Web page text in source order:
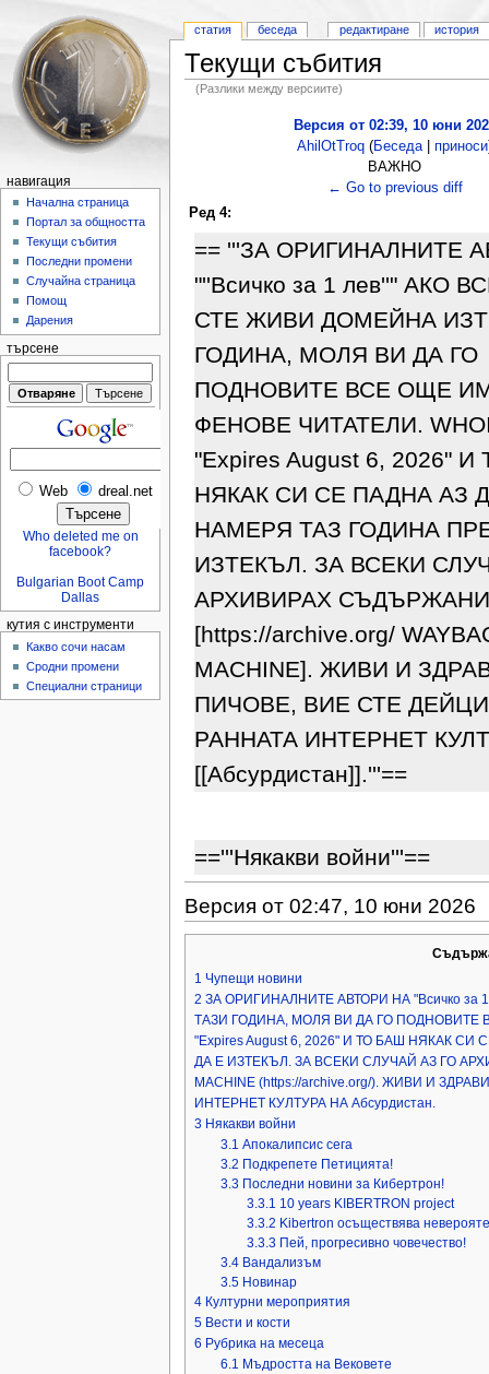
Текущи събития
(Разлики между версиите)
Версия от 02:39, 10 юни
AhilOtTroq (Беседа|приноси
ВАЖНО
← Go to previous diff
Ред 4:
== '''ЗА ОРИГИНАЛНИТЕ
"''Всичко за 1 лев''" АКО
СТЕ ЖИВИ ДОМЕЙНА
ГОДИНА, МОЛЯ ВИ ДА ГО
ПОДНОВИТЕ ВСЕ ОЩЕ
ФЕНОВЕ ЧИТАТЕЛИ.
"Expires August 6, 2026"
НЯКАК СИ СЕ ПАДНА АЗ
НАМЕРЯ ТАЗ ГОДИНА
ИЗТЕКЪЛ. ЗА ВСЕКИ
АРХИВИРАХ
[https://archive.org/
MACHINE]. ЖИВИ И
ПИЧОВЕ, ВИЕ СТЕ
РАННАТА ИНТЕРНЕТ
[[Абсурдистан]].'''==
=='''Някакви войни'''==
Версия от 02:47, 10 юни 2026
1 Чупещи новини
2 ЗА ОРИГИНАЛНИТЕ АВТОРИ НА "Всичко
ТАЗИ ГОДИНА, МОЛЯ ВИ ДА ГО ПОДНОВИТЕ
"Expires August 6, 2026" И ТО БАШ НЯКАК
ДА Е ИЗТЕКЪЛ. ЗА ВСЕКИ СЛУЧАЙ АЗ ГО
MACHINE (https://archive.org/). ЖИВИ И
ИНТЕРНЕТ КУЛТУРА НА Абсурдистан.
3 Някакви войни
3.1 Апокалипсис сега
3.2 Подкрепете Петицията!
3.3 Последни новини за Кибертрон!
3.3.1 10 years KIBERTRON project
3.3.2 Kibertron осъществява
3.3.3 Пей, прогресивно човечество!
3.4 Вандализъм
3.5 Новинар
4 Културни мероприятия
5 Вести и кости
6 Рубрика на месеца
6.1 Мъдростта на Вековете
статия беседа редактиране история
навигация
Начална страница
Портал за общността
Текущи събития
Последни промени
Случайна страница
Помощ
Дарения
търсене
Web dreal.net
Who deleted me on
facebook?
Bulgarian Boot Camp
Dallas
кутия с инструменти
Какво сочи насам
Сродни промени
Специални страници